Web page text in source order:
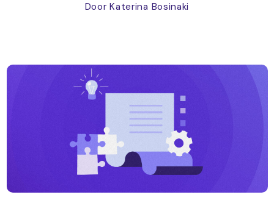
Door Katerina Bosinaki